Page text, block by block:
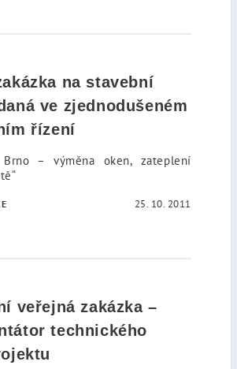
na stavební
ve zjednodušeném
řízení
Brno – výměna oken, zateplení
25. 10. 2011
veřejná zakázka –
technického